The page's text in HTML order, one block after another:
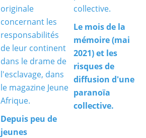
Depuis peu de
jeunes
Le mois de la
mémoire (mai
2021) et les
risques de
diffusion d'une
paranoïa
collective.